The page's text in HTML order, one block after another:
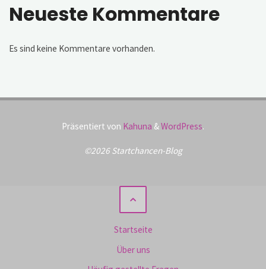
Neueste Kommentare
Es sind keine Kommentare vorhanden.
Präsentiert von Kahuna &WordPress.
©2026 Startchancen-Blog
Startseite
Über uns